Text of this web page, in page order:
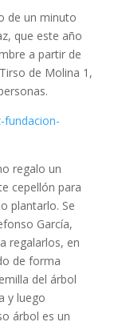
de un minuto
que este año
a partir de
de Molina 1,
regalo un
cepellón para
plantarlo. Se
García,
regalarlos, en
de forma
del árbol
y luego
árbol es un